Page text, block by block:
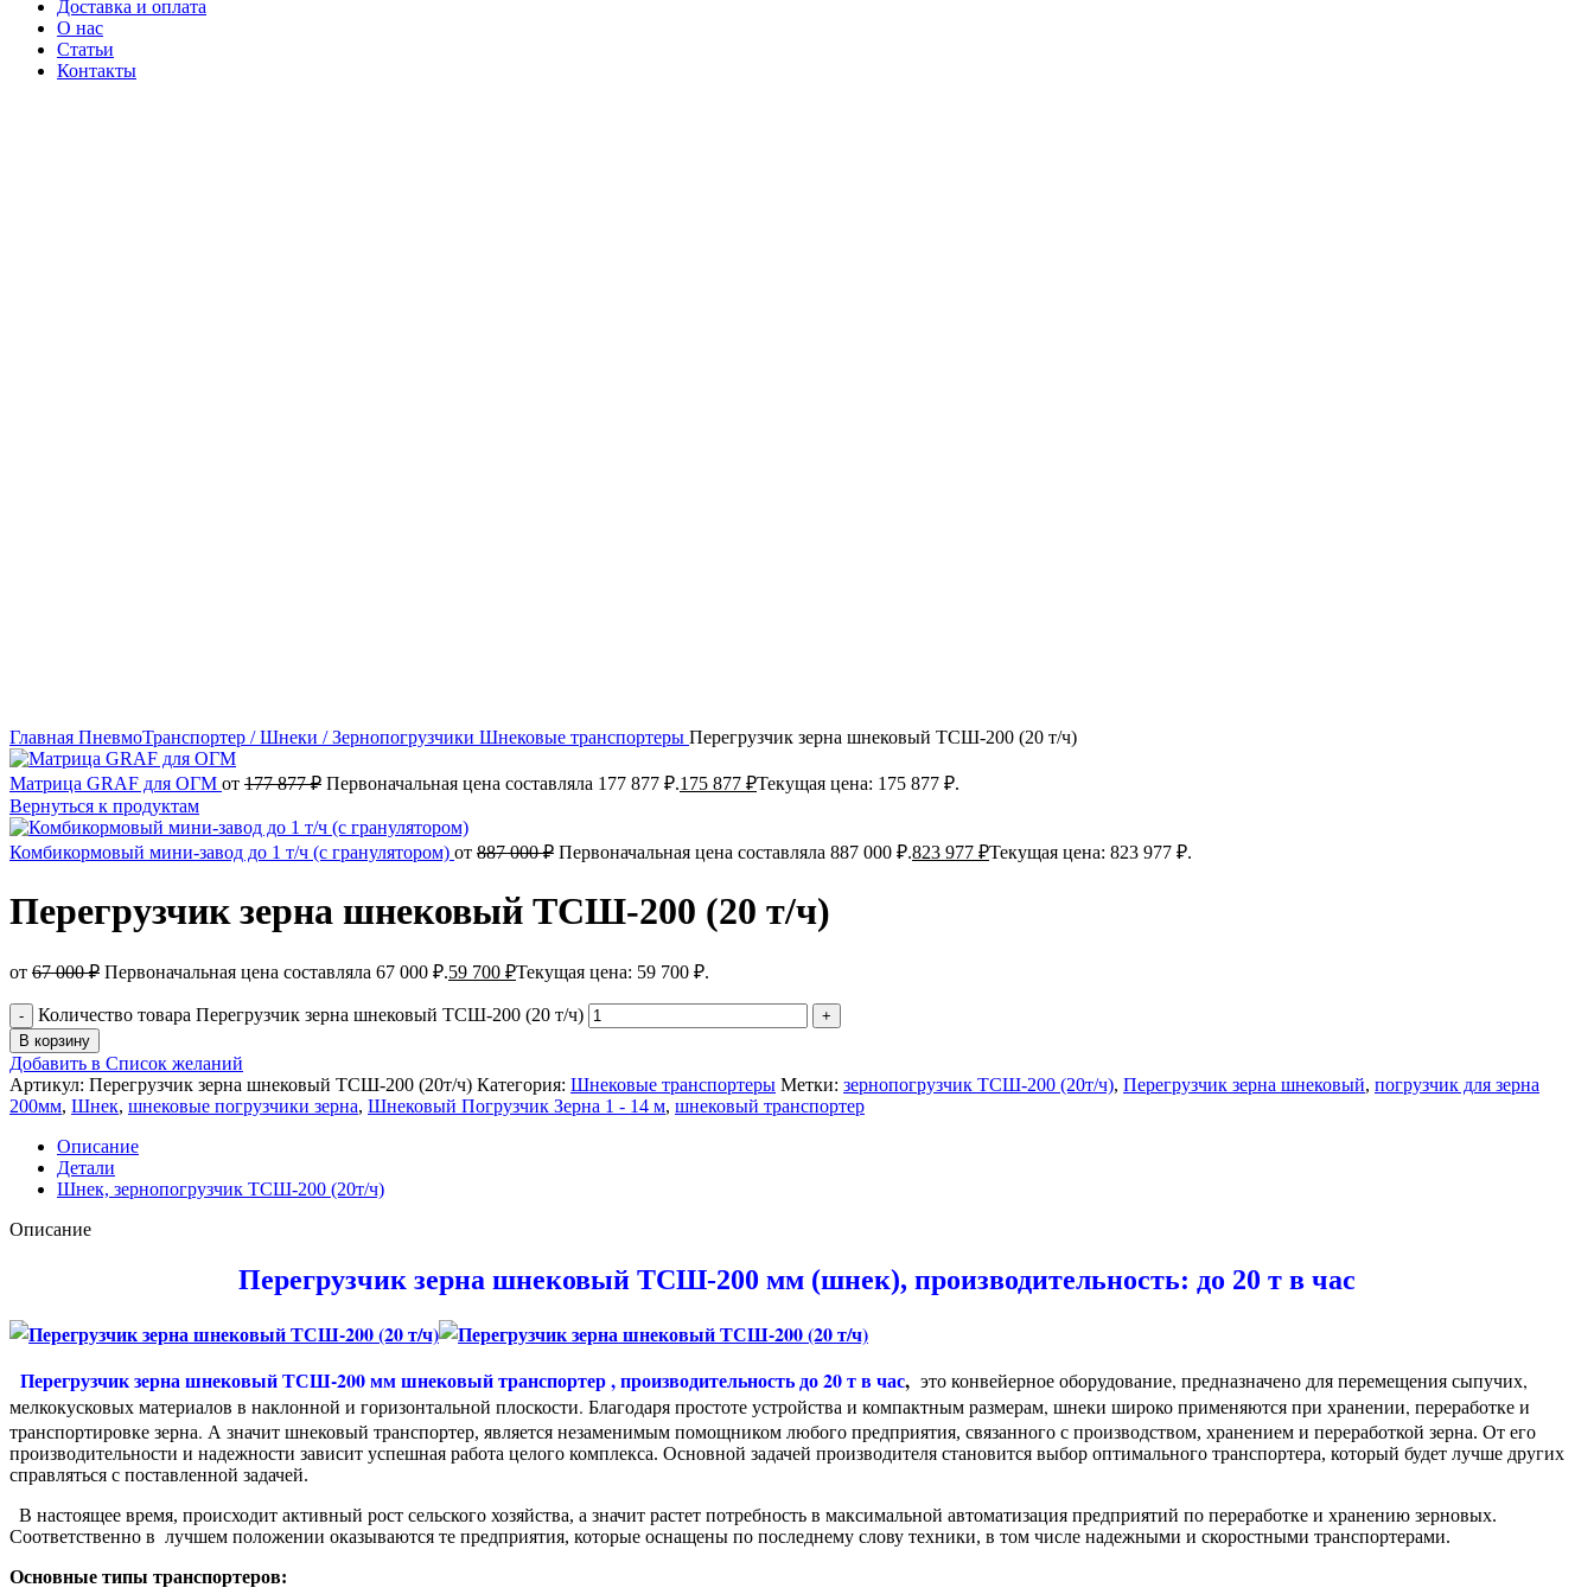
Доставка и оплата
О нас
Статьи
Контакты
Главная ПневмоТранспортер / Шнеки / Зернопогрузчики Шнековые транспортеры Перегрузчик зерна шнековый ТСШ-200 (20 т/ч)
Матрица GRAF для ОГМ от 177 877₽ Первоначальная цена составляла 177 877 ₽.175 877 ₽Текущая цена: 175 877 ₽.
Вернуться к продуктам
Комбикормовый мини-завод до 1 т/ч (с гранулятором) от 887 000₽ Первоначальная цена составляла 887 000 ₽.823 977 ₽Текущая цена: 823 977 ₽.
Перегрузчик зерна шнековый ТСШ-200 (20 т/ч)
от 67 000₽ Первоначальная цена составляла 67 000 ₽.59 700 ₽Текущая цена: 59 700 ₽.
Количество товара Перегрузчик зерна шнековый ТСШ-200 (20 т/ч)
В корзину
Добавить в Список желаний
Артикул: Перегрузчик зерна шнековый ТСШ-200 (20т/ч) Категория: Шнековые транспортеры Метки: зернопогрузчик ТСШ-200 (20т/ч), Перегрузчик зерна шнековый, погрузчик для зерна
200мм, Шнек, шнековые погрузчики зерна, Шнековый Погрузчик Зерна 1 - 14 м, шнековый транспортер
Описание
Детали
Шнек, зернопогрузчик ТСШ-200 (20т/ч)
Описание
Перегрузчик зерна шнековый ТСШ-200 мм (шнек), производительность: до 20 т в час
Перегрузчик зерна шнековый ТСШ-200 мм шнековый транспортер , производительность до 20 т в час, это конвейерное оборудование, предназначено для перемещения сыпучих,
мелкокусковых материалов в наклонной и горизонтальной плоскости. Благодаря простоте устройства и компактным размерам, шнеки широко применяются при хранении, переработке и
транспортировке зерна. А значит шнековый транспортер, является незаменимым помощником любого предприятия, связанного с производством, хранением и переработкой зерна. От его
производительности и надежности зависит успешная работа целого комплекса. Основной задачей производителя становится выбор оптимального транспортера, который будет лучше других
справляться с поставленной задачей.
В настоящее время, происходит активный рост сельского хозяйства, а значит растет потребность в максимальной автоматизация предприятий по переработке и хранению зерновых.
Соответственно в лучшем положении оказываются те предприятия, которые оснащены по последнему слову техники, в том числе надежными и скоростными транспортерами.
Основные типы транспортеров: